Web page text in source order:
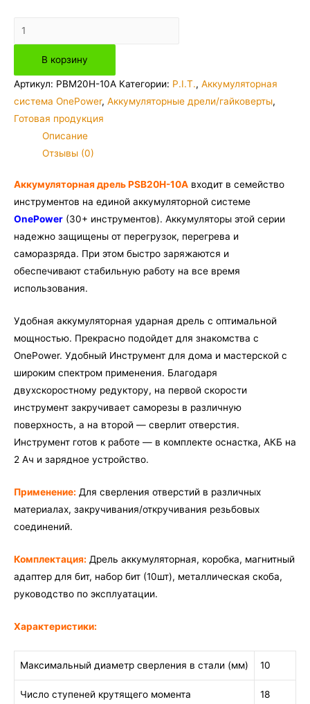
Количество
товара
аккумуляторная
АКБ
и
ЗУ)
В корзину
Артикул: PBM20H-10A Категории: P.I.T., Аккумуляторная
система OnePower, Аккумуляторные дрели/гайковерты,
Готовая продукция
Описание
Отзывы (0)
Аккумуляторная дрель PSB20H-10А входит в семейство
инструментов на единой аккумуляторной системе
OnePower (30+ инструментов). Аккумуляторы этой серии
надежно защищены от перегрузок, перегрева и
саморазряда. При этом быстро заряжаются и
обеспечивают стабильную работу на все время
использования.
Удобная аккумуляторная ударная дрель с оптимальной
мощностью. Прекрасно подойдет для знакомства с
OnePower. Удобный Инструмент для дома и мастерской с
широким спектром применения. Благодаря
двухскоростному редуктору, на первой скорости
инструмент закручивает саморезы в различную
поверхность, а на второй — сверлит отверстия.
Инструмент готов к работе — в комплекте оснастка, АКБ на
2 Ач и зарядное устройство.
Применение: Для сверления отверстий в различных
материалах, закручивания/откручивания резьбовых
соединений.
Комплектация: Дрель аккумуляторная, коробка, магнитный
адаптер для бит, набор бит (10шт), металлическая скоба,
руководство по эксплуатации.
Характеристики:
Максимальный диаметр сверления в стали (мм) 10
Число ступеней крутящего момента 18